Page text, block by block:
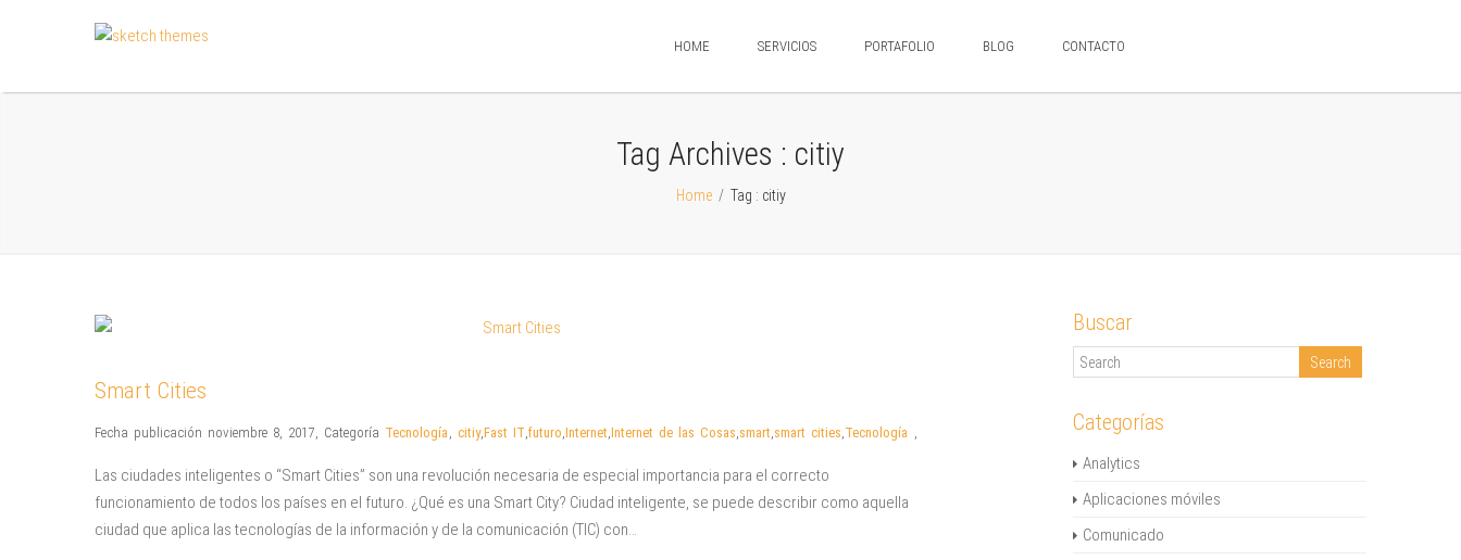
HOME SERVICIOS PORTAFOLIO BLOG CONTACTO
Tag Archives : citiy
Home / Tag : citiy
Smart Cities
Fecha publicación noviembre 8, 2017, Categoría Tecnología , citiy,Fast IT,futuro,Internet,Internet de las Cosas,smart,smart cities,Tecnología ,
Las ciudades inteligentes o “Smart Cities” son una revolución necesaria de especial importancia para el correcto
funcionamiento de todos los países en el futuro. ¿Qué es una Smart City? Ciudad inteligente, se puede describir como aquella
ciudad que aplica las tecnologías de la información y de la comunicación (TIC) con…
Buscar
Categorías
Analytics
Aplicaciones móviles
Comunicado